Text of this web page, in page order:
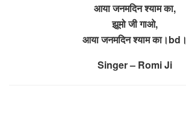
आया जनमदिन श्याम का,
झूमो जी गाओ,
आया जनमदिन श्याम का।bd।
Singer – Romi Ji